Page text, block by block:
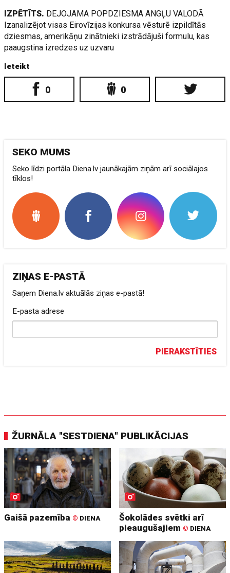
IZPĒTĪTS. DEJOJAMA POPDZIESMA ANGĻU VALODĀ
Izanalizējot visas Eirovīzijas konkursa vēsturē izpildītās
dziesmas, amerikāņu zinātnieki izstrādājuši formulu, kas
paaugstina izredzes uz uzvaru
Ieteikt
0 0
SEKO MUMS
Seko līdzi portāla Diena.lv jaunākajām ziņām arī sociālajos
tīklos!
ZIŅAS E-PASTĀ
Saņem Diena.lv aktuālās ziņas e-pastā!
E-pasta adrese
PIERAKSTĪTIES
ŽURNĀLA "SESTDIENA" PUBLIKĀCIJAS
Gaišā pazemība © DIENA
Šokolādes svētki arī
pieaugušajiem © DIENA